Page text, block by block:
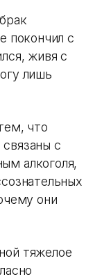
покончил с
живя с
лишь
что
с
алкоголя,
они
тяжелое